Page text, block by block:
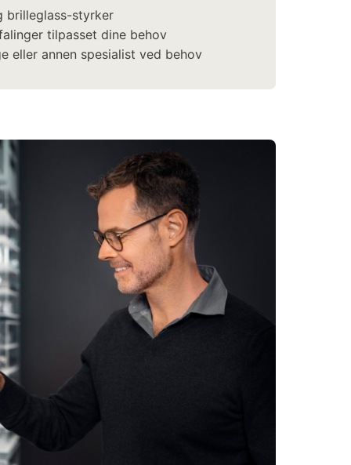
brilleglass-styrker
tilpasset dine behov
eller annen spesialist ved behov